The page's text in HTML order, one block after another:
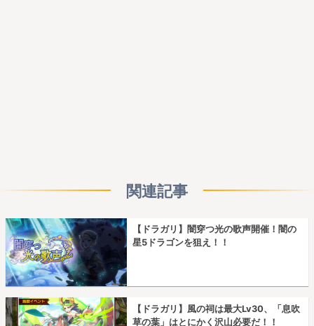
関連記事
【ドラガリ】闇穿つ光の歌声開催！闇の
星5ドラゴンを狙え！！
【ドラガリ】風の祠は最大Lv30、「息吹
草の葉」はとにかく沢山必要だ！！